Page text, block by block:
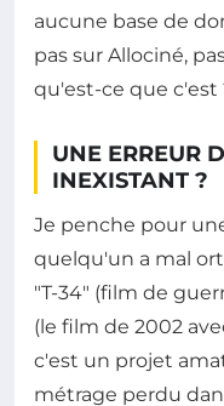
aucune base de
pas sur Allociné,
qu'est-ce que c'est
UNE ERREUR
INEXISTANT ?
Je penche pour
quelqu'un a mal
"T-34" (film de
(le film de 2002
c'est un projet
métrage perdu